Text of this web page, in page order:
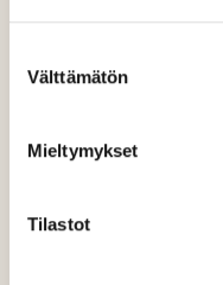
valinta
Välttämätön
Mieltymykset
Tilastot
Soilfood och
skapar